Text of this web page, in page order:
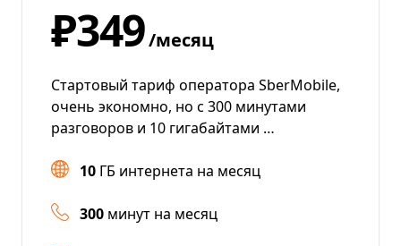
₽349/месяц
Стартовый тариф оператора SberMobile,
очень экономно, но с 300 минутами
разговоров и 10 гигабайтами …
10 ГБ интернета на месяц
300 минут на месяц